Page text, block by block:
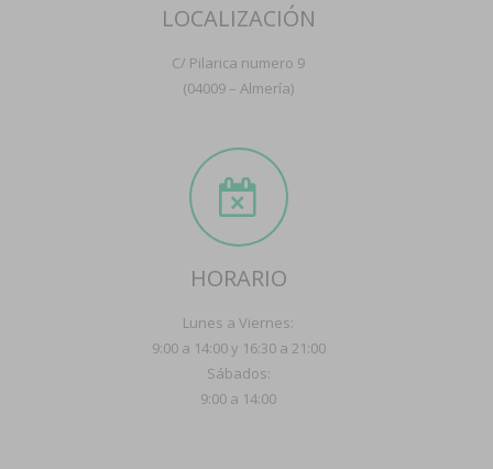
LOCALIZACIÓN
C/ Pilarica numero 9
(04009 – Almería)
HORARIO
Lunes a Viernes:
9:00 a 14:00 y 16:30 a 21:00
Sábados:
9:00 a 14:00